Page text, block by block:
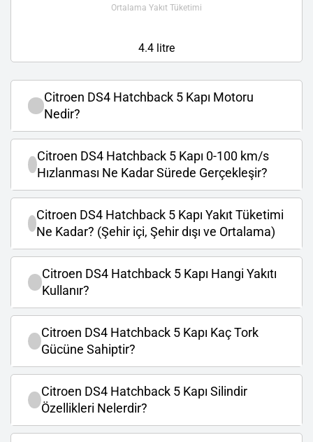
Ortalama Yakıt Tüketimi
4.4 litre
Citroen DS4 Hatchback 5 Kapı Motoru
Nedir?
Citroen DS4 Hatchback 5 Kapı 0-100 km/s
Hızlanması Ne Kadar Sürede Gerçekleşir?
Citroen DS4 Hatchback 5 Kapı Yakıt Tüketimi
Ne Kadar? (Şehir içi, Şehir dışı ve Ortalama)
Citroen DS4 Hatchback 5 Kapı Hangi Yakıtı
Kullanır?
Citroen DS4 Hatchback 5 Kapı Kaç Tork
Gücüne Sahiptir?
Citroen DS4 Hatchback 5 Kapı Silindir
Özellikleri Nelerdir?